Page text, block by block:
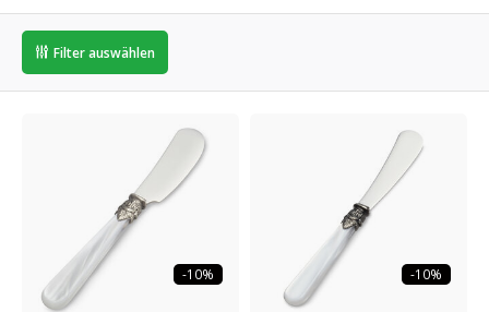
Filter auswählen
-10% -10%